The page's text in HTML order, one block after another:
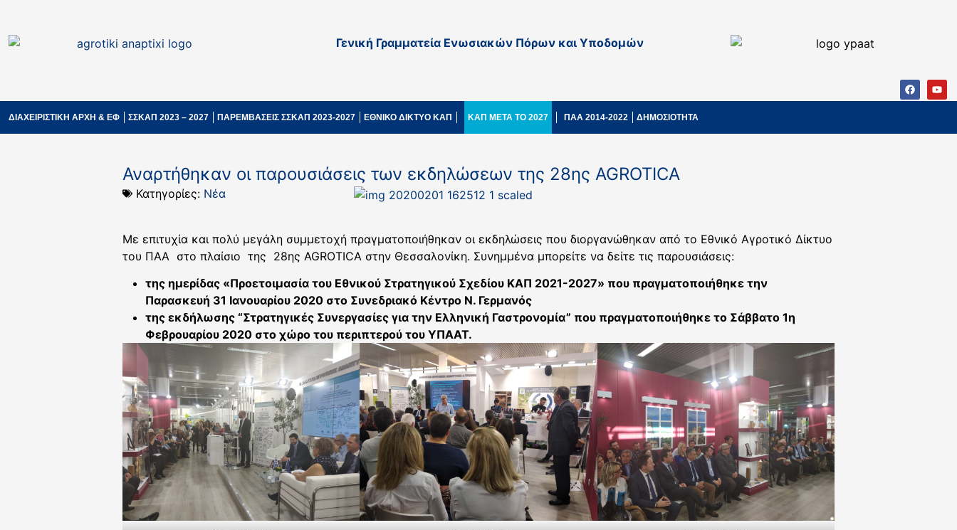
Γενική Γραμματεία Ενωσιακών Πόρων και Υποδομών
ΔΙΑΧΕΙΡΙΣΤΙΚΗ ΑΡΧΗ & ΕΦ ΣΣΚΑΠ 2023 – 2027 ΠΑΡΕΜΒΑΣΕΙΣ ΣΣΚΑΠ 2023-2027 ΕΘΝΙΚΟ ΔΙΚΤΥΟ ΚΑΠ ΚΑΠ ΜΕΤΑ ΤΟ 2027 ΠΑΑ 2014-2022 ΔΗΜΟΣΙΟΤΗΤΑ
Αναρτήθηκαν οι παρουσιάσεις των εκδηλώσεων της 28ης AGROTICA
Κατηγορίες: Νέα
Με επιτυχία και πολύ μεγάλη συμμετοχή πραγματοποιήθηκαν οι εκδηλώσεις που διοργανώθηκαν από το Εθνικό Αγροτικό Δίκτυο
του ΠΑΑ στο πλαίσιο της 28ης AGROTICA στην Θεσσαλονίκη. Συνημμένα μπορείτε να δείτε τις παρουσιάσεις:
της ημερίδας «Προετοιμασία του Εθνικού Στρατηγικού Σχεδίου ΚΑΠ 2021-2027» που πραγματοποιήθηκε την
Παρασκευή 31 Ιανουαρίου 2020 στο Συνεδριακό Κέντρο Ν. Γερμανός
της εκδήλωσης “Στρατηγικές Συνεργασίες για την Ελληνική Γαστρονομία” που πραγματοποιήθηκε το Σάββατο 1η
Φεβρουαρίου 2020 στο χώρο του περιπτερού του ΥΠΑΑΤ.